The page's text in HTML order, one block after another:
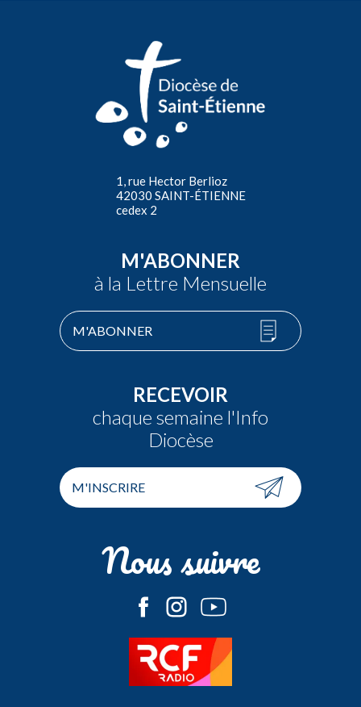
1, rue Hector Berlioz
42030 SAINT-ÉTIENNE
cedex 2
M'ABONNER
à la Lettre Mensuelle
M'ABONNER
RECEVOIR
chaque semaine l'Info
Diocèse
M'INSCRIRE
Nous suivre